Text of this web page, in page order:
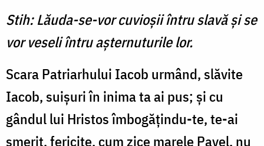
Stih: Lăuda-se-vor cuvioşii întru slavă şi se
vor veseli întru aşternuturile lor.
Scara Patriarhului Iacob urmând, slăvite
Iacob, suişuri în inima ta ai pus; şi cu
gândul lui Hristos îmbogăţindu-te, te-ai
smerit, fericite, cum zice marele Pavel, nu